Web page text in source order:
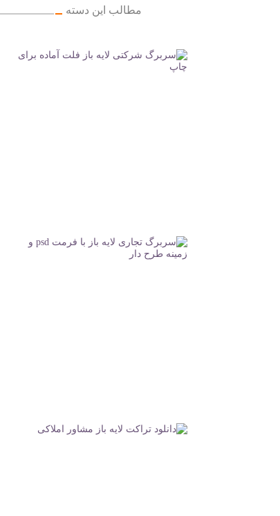
مطالب این دسته